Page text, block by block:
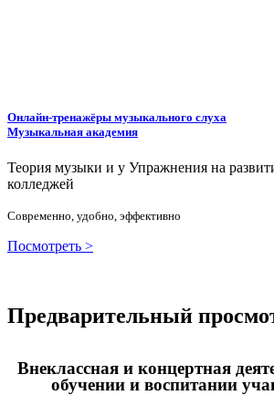
Онлайн-тренажёры музыкального слуха
Музыкальная академия
Теория музыки и у Упражнения на
колледжей
Современно, удобно, эффективно
Посмотреть >
Предварительный
Внеклассная и концертная
обучении и воспитании